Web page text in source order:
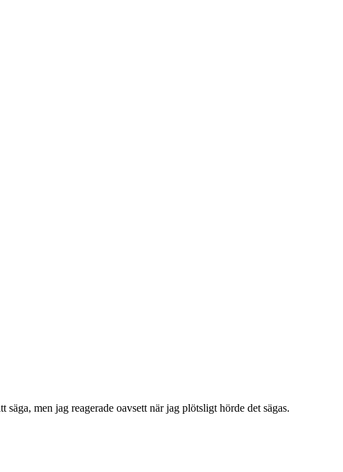
men jag reagerade oavsett när jag plötsligt hörde det sägas.